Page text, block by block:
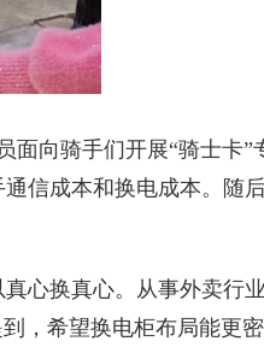
向骑手们开展“骑士卡”
信成本和换电成本。随
心换真心。从事外卖行
，希望换电柜布局能更